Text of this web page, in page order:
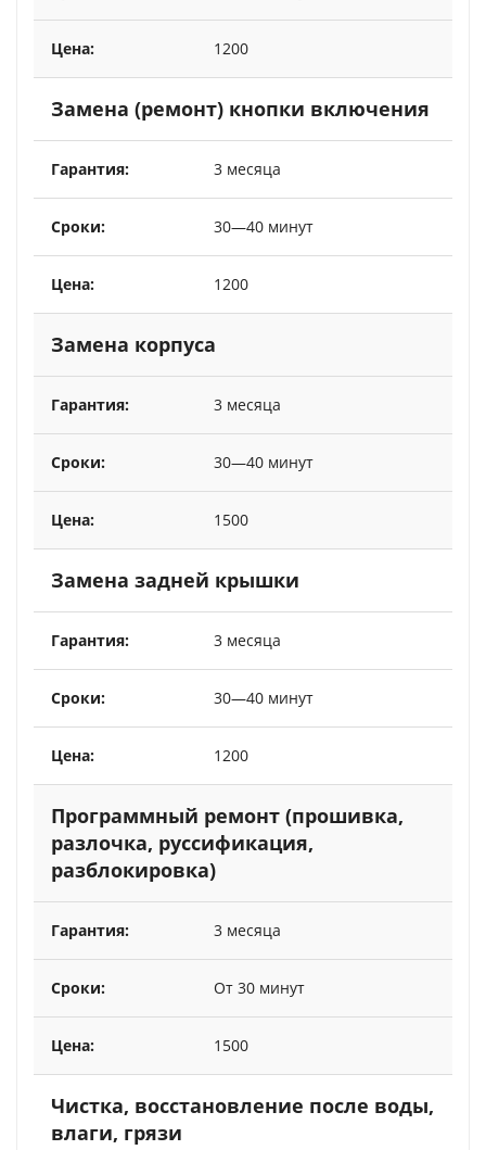
1200
Замена (ремонт) кнопки включения
3 месяца
30—40 минут
1200
Замена корпуса
3 месяца
30—40 минут
1500
Замена задней крышки
3 месяца
30—40 минут
1200
Программный ремонт (прошивка,
разлочка, руссификация,
разблокировка)
3 месяца
От 30 минут
1500
Чистка, восстановление после воды,
влаги, грязи